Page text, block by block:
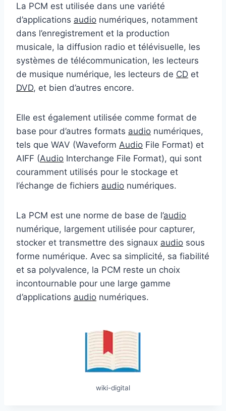
La PCM est utilisée dans une variété
d’applications audio numériques, notamment
dans l’enregistrement et la production
musicale, la diffusion radio et télévisuelle, les
systèmes de télécommunication, les lecteurs
de musique numérique, les lecteurs de CD et
DVD, et bien d’autres encore.
Elle est également utilisée comme format de
base pour d’autres formats audio numériques,
tels que WAV (Waveform Audio File Format) et
AIFF (Audio Interchange File Format), qui sont
couramment utilisés pour le stockage et
l’échange de fichiers audio numériques.
La PCM est une norme de base de l’audio
numérique, largement utilisée pour capturer,
stocker et transmettre des signaux audio sous
forme numérique. Avec sa simplicité, sa fiabilité
et sa polyvalence, la PCM reste un choix
incontournable pour une large gamme
d’applications audio numériques.
wiki-digital